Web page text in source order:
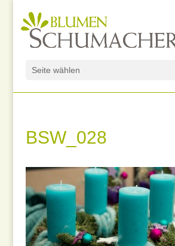
Seite wählen
BSW_028